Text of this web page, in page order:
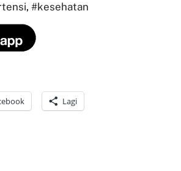
, #kesehatan
Lagi